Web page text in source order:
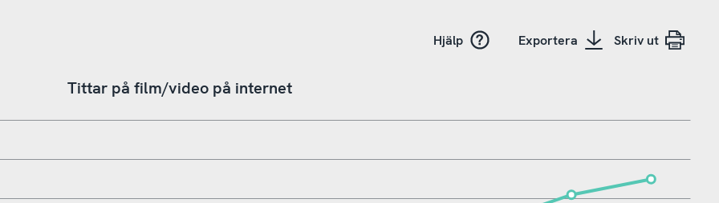
Hjälp Exportera Skriv ut
Tittar på film/video på internet